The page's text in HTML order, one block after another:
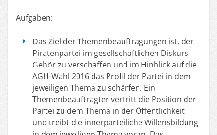
Aufgaben:
Das Ziel der Themenbeauftragungen ist, der
Piratenpartei im gesellschaftlichen Diskurs
Gehör zu verschaffen und im Hinblick auf die
AGH-Wahl 2016 das Profil der Partei in dem
jeweiligen Thema zu schärfen. Ein
Themenbeauftragter vertritt die Position der
Partei zu dem Thema in der Öffentlichkeit
und treibt die innerparteiliche Willensbildung